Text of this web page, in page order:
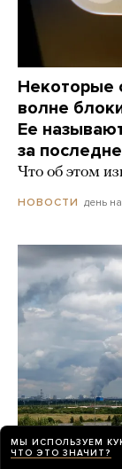
Некоторые
волне
Ее
за
Что об этом
НОВОСТИ день
МЫ ИСПОЛЬЗУЕМ
ЧТО ЭТО ЗНАЧИТ?